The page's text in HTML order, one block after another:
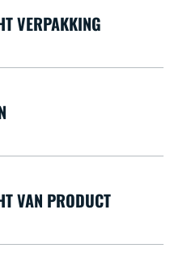
VERPAKKING
VAN PRODUCT